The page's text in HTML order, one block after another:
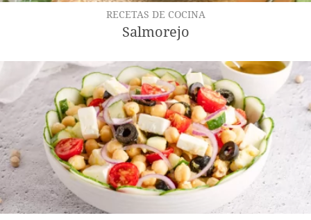
RECETAS DE COCINA
Salmorejo